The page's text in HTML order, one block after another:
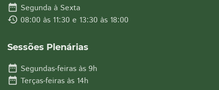
date_range Segunda à Sexta
history 08:00 às 11:30 e 13:30 às 18:00
Sessões Plenárias
date_range Segundas-feiras às 9h
date_range Terças-feiras às 14h